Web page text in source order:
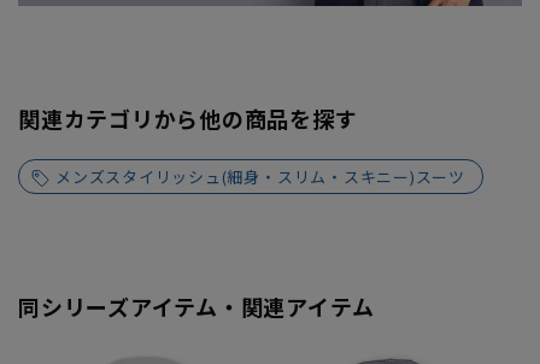
関連カテゴリから他の商品を探す
メンズスタイリッシュ(細身・スリム・スキニー)スーツ
同シリーズアイテム・関連アイテム